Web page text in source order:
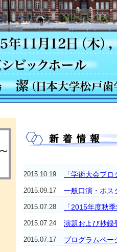
2015.10.19 「学術大会プ
2015.09.17 一般口演・ポス
2015.07.28 「2015年度秋
2015.07.24 演題および抄録
2015.07.17 プログラムペー